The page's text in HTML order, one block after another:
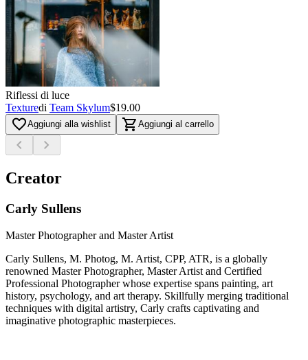
Riflessi di luce
Texturedi Team Skylum$19.00
favorite_borderAggiungi alla wishlist shopping_cart Aggiungi al carrello
chevron_left chevron_right
Creator
Carly Sullens
Master Photographer and Master Artist
Carly Sullens, M. Photog, M. Artist, CPP, ATR, is a globally
renowned Master Photographer, Master Artist and Certified
Professional Photographer whose expertise spans painting, art
history, psychology, and art therapy. Skillfully merging traditional
techniques with digital artistry, Carly crafts captivating and
imaginative photographic masterpieces.